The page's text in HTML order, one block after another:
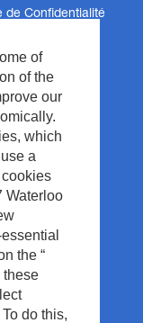
of
of the
our
which
a
Waterloo
the “
these
do this,
de Confidentialité
légales &
du Site